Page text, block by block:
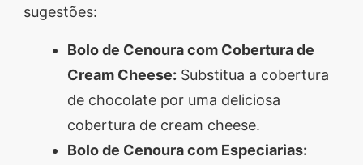
sugestões:
Bolo de Cenoura com Cobertura de
Cream Cheese: Substitua a cobertura
de chocolate por uma deliciosa
cobertura de cream cheese.
Bolo de Cenoura com Especiarias: